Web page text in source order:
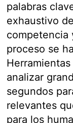
palabras
exhaustivo
competencia
proceso se
analizar
segundos
relevantes
para los